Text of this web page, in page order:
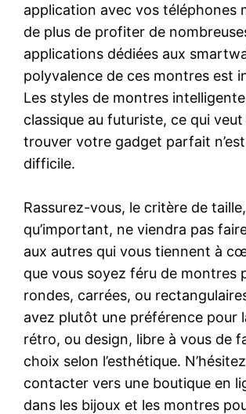
application avec vos téléphones
de plus de profiter de
applications dédiées aux
polyvalence de ces montres est
Les styles de montres
classique au futuriste, ce qui
trouver votre gadget parfait
difficile.
Rassurez-vous, le critère de
qu’important, ne viendra pas
aux autres qui vous tiennent à
que vous soyez féru de montres
rondes, carrées, ou
avez plutôt une préférence pour
rétro, ou design, libre à vous de
choix selon l’esthétique.
contacter vers une boutique en
dans les bijoux et les montres